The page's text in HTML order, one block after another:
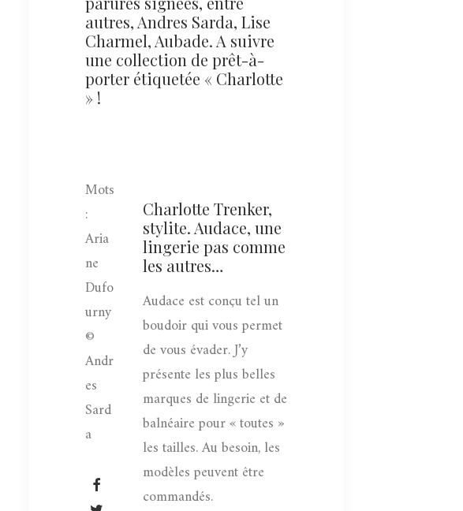
autres, Andres Sarda, Lise
Charmel, Aubade. A suivre
une collection de prêt-à-
porter étiquetée « Charlotte
» !
Mots
:
Aria
ne
Dufo
urny
©
Andr
es
Sard
a
Charlotte Trenker,
stylite. Audace, une
lingerie pas comme
les autres…
Audace est conçu tel un
boudoir qui vous permet
de vous évader. J’y
présente les plus belles
marques de lingerie et de
balnéaire pour « toutes »
les tailles. Au besoin, les
modèles peuvent être
commandés.